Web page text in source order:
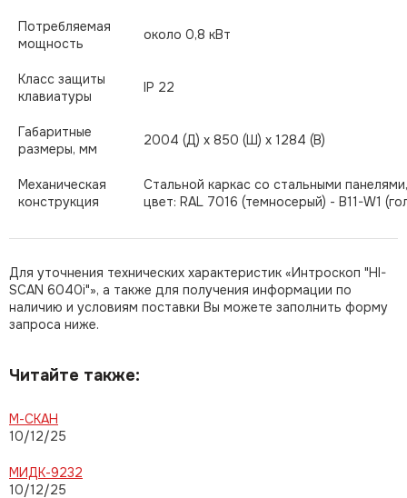
Потребляемая
мощность
около 0,8 кВт
Класс защиты
клавиатуры
IP 22
Габаритные
размеры, мм
2004 (Д) x 850 (Ш) x 1284 (В)
Механическая
конструкция
Стальной каркас со стальными
цвет: RAL 7016 (темносерый) - В11-W1
Для уточнения технических характеристик «Интроскоп "HI-
SCAN 6040i"», а также для получения информации по
наличию и условиям поставки Вы можете заполнить форму
запроса ниже.
Читайте также:
М-СКАН
10/12/25
МИДК-9232
10/12/25